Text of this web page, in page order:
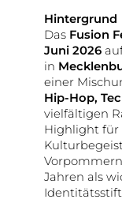
Hintergrund
Das Fusion
Juni 2026
in
einer
Hip-Hop,
vielfältigen
Highlight für
Jahren als